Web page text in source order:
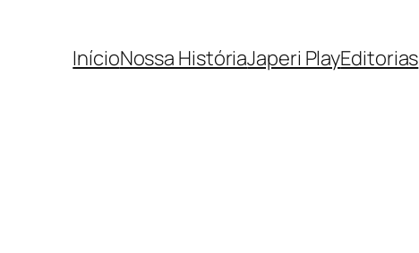
InícioNossa HistóriaJaperi PlayEditorias